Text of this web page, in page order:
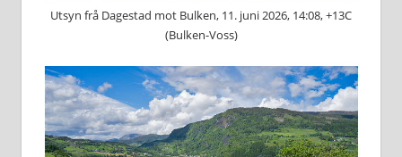
Utsyn frå Dagestad mot Bulken, 11. juni 2026, 14:08, +13C
(Bulken-Voss)